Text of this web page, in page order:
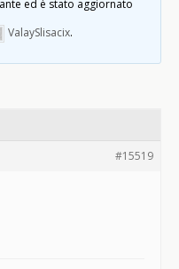
ed è stato aggiornato
ValaySlisacix.
#15519